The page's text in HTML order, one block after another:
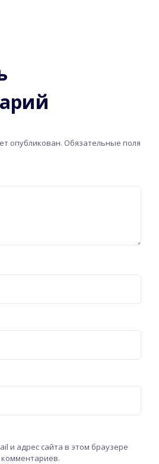
опубликован. Обязательные поля
и адрес сайта в этом браузере